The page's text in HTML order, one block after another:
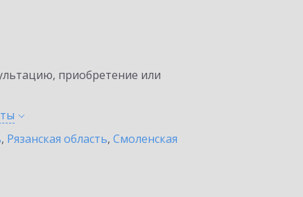
приобретение или
, Рязанская область, Смоленская